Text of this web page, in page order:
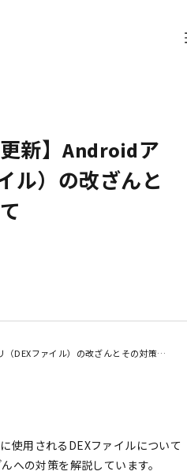
更新】Androidア
ル）の改ざんと
【開発者コラム更新】Androidアプリ（DEXファイル）の改ざんとその対策について
使用されるDEXファイルについて
への対策を解説しています。